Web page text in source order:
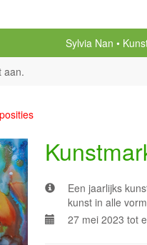
Sylvia Nan
aan.
Een jaarlijks
kunst in alle
27 mei 2023 tot